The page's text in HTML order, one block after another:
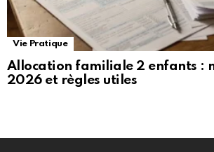
Vie Pratique
Allocation familiale 2 enfants :
2026 et règles utiles